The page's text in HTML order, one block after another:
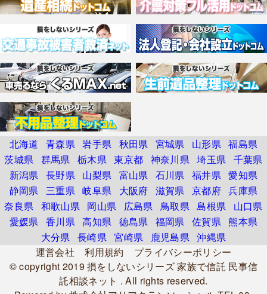
北海道 青森県 岩手県 秋田県 宮城県 山形県 福島県
茨城県 群馬県 栃木県 東京都 神奈川県 埼玉県 千葉県
新潟県 長野県 山梨県 富山県 石川県 福井県 愛知県
静岡県 三重県 岐阜県 大阪府 滋賀県 京都府 兵庫県
奈良県 和歌山県 岡山県 広島県 鳥取県 島根県
山口県
愛媛県 香川県 高知県 徳島県 福岡県 佐賀県 熊本県
大分県 長崎県 宮崎県 鹿児島県 沖縄県
運営会社
利用規約
プライバシーポリシー
© copyright 2019損をしないシリーズ 家族で信託 民事信
託相談ネット . All rights reserved.